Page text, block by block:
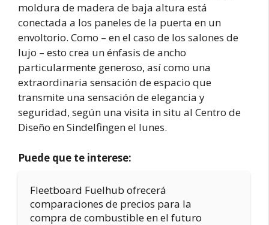
moldura de madera de baja altura está
conectada a los paneles de la puerta en un
envoltorio. Como – en el caso de los salones de
lujo – esto crea un énfasis de ancho
particularmente generoso, así como una
extraordinaria sensación de espacio que
transmite una sensación de elegancia y
seguridad, según una visita in situ al Centro de
Diseño en Sindelfingen el lunes.
Puede que te interese:
Fleetboard Fuelhub ofrecerá
comparaciones de precios para la
compra de combustible en el futuro